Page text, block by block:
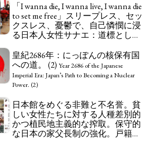
in Japan the word "artist" into the word "Art
Worker" (similar to "Essential Worker", "Sex Worker"
or "Social Worker")
「I wanna die, I wanna live, I wanna die
to set me free」スリープレス、セッ
クスレス、憂鬱で、自己憐憫に浸
る日本人女性サナエ：道標として
die to set me free" - Sanae, a Japanese woman who
is sleepless, sexless, depressive and wallowing in
self-pity: destruction as a guidepost.
皇紀2686年：にっぽんの核保有国
への道。 (2) Year 2686 of the Japanese
Imperial Era: Japan’s Path to Becoming a Nuclear
Power. (2)
日本館をめぐる非難と不名誉。貧
しい女性たちに対する人種差別的
かつ植民地主義的な搾取。保守的
な日本の家父長制の強化。戸籍制